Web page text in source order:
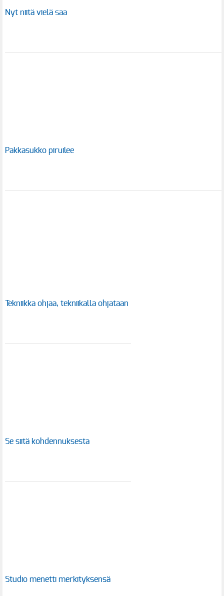
Nyt niitä vielä saa
Pakkasukko piruilee
Tekniikka ohjaa, tekniikalla ohjataan
Se siitä kohdennuksesta
Studio menetti merkityksensä